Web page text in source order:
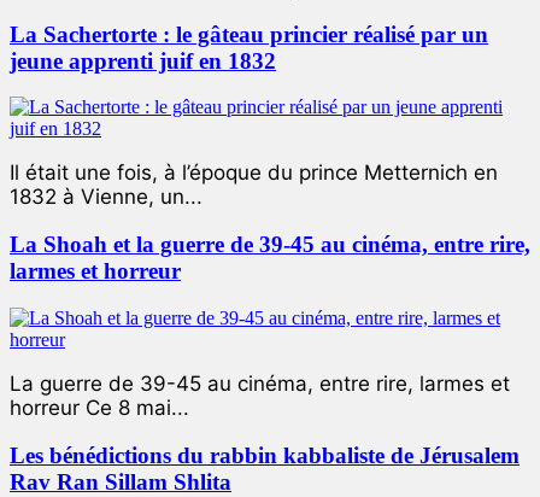
La Sachertorte : le gâteau princier réalisé par un
jeune apprenti juif en 1832
Il était une fois, à l’époque du prince Metternich en
1832 à Vienne, un...
La Shoah et la guerre de 39-45 au cinéma, entre rire,
larmes et horreur
La guerre de 39-45 au cinéma, entre rire, larmes et
horreur Ce 8 mai...
Les bénédictions du rabbin kabbaliste de Jérusalem
Rav Ran Sillam Shlita